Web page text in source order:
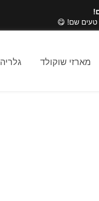
טעים שם! 😋
מארזי שוקולד גלריה